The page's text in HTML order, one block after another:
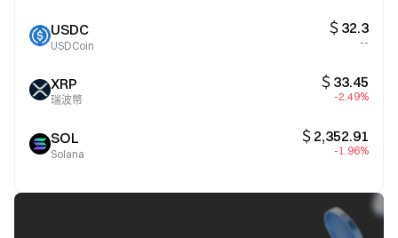
USDC
USDCoin
＄32.3
--
XRP
瑞波幣
＄33.45
-2.49%
SOL
Solana
＄2,352.91
-1.96%